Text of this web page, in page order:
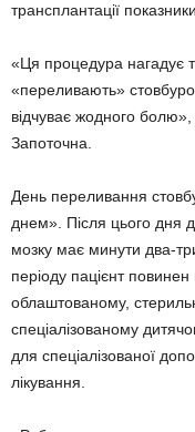
трансплантації
«Ця процедура нагадує
«переливають»
відчуває жодного
Запоточна.
День переливання
днем». Після цього дня
мозку має минути два-
періоду пацієнт
облаштованому,
спеціалізованому
для спеціалізованої
лікування.